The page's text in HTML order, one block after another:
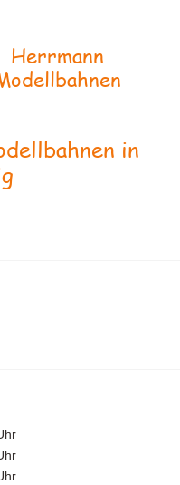
Herrmann
in